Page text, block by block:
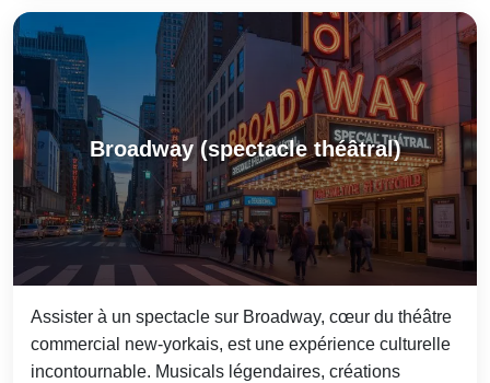
Broadway (spectacle théâtral)
Assister à un spectacle sur Broadway, cœur du théâtre
commercial new-yorkais, est une expérience culturelle
incontournable. Musicals légendaires, créations